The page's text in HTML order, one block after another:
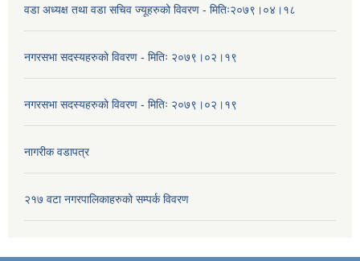
वडा अध्यक्ष तथा वडा सचिव ज्यूहरुको विवरण - मितिः२०७९।०४।१८
नगरसभा सदस्यहरुको विवरण - मितिः २०७९।०२।१९
नगरसभा सदस्यहरुको विवरण - मितिः २०७९।०२।१९
नागरीक वडापत्र
२१७ वटा नगरपालिकाहरुको सम्पर्क विवरण